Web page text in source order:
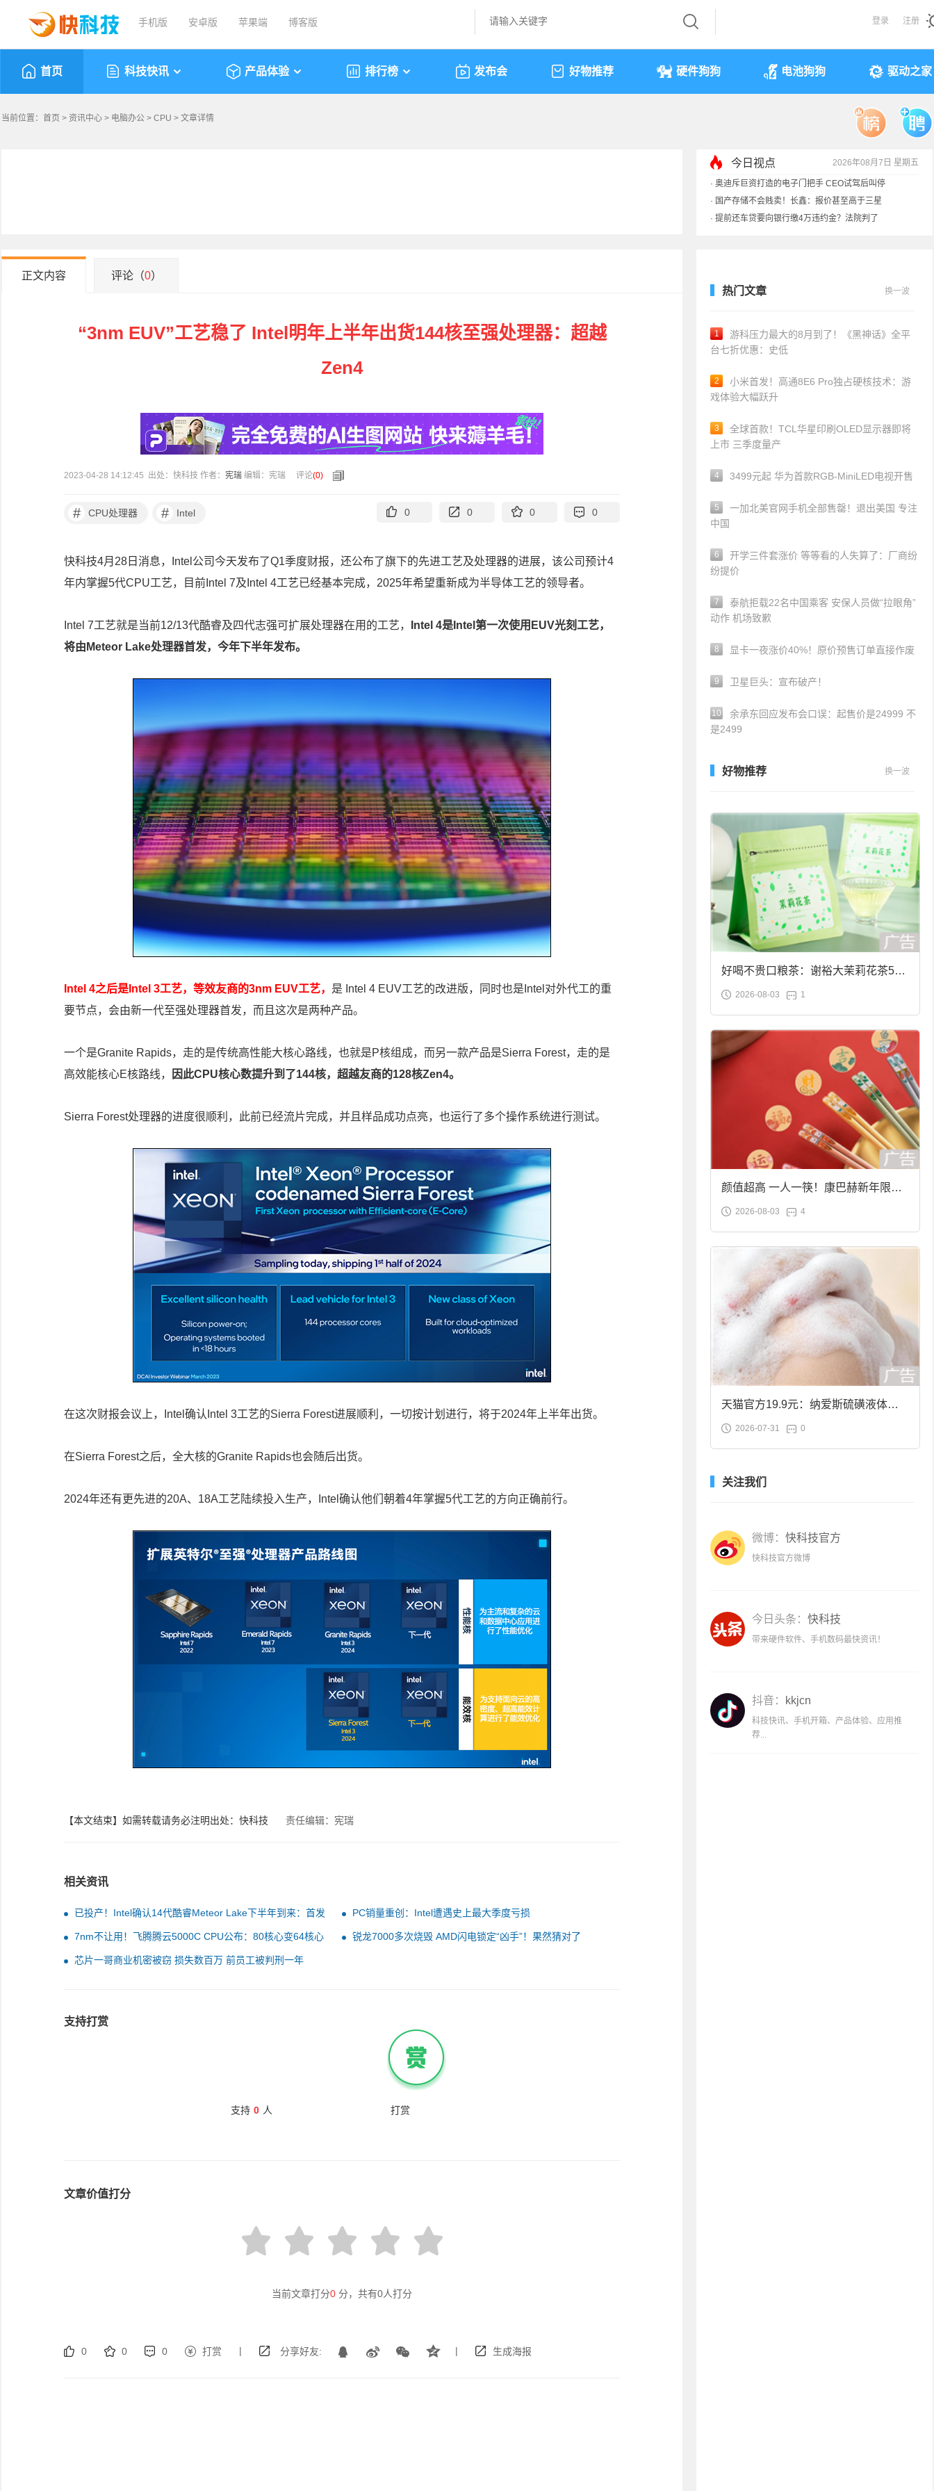
手机版 安卓版 苹果端 博客版 登录 注册
首页 科技快讯 产品体验 排行榜 发布会 好物推荐 硬件狗狗 电池狗狗 驱动之家
当前位置： 首页 > 资讯中心 > 电脑办公 > CPU > 文章详情
今日视点 2026年08月7日 星期五
·国产存储不会贱卖！长鑫：报价甚至高于三星
· 提前还车贷要向银行缴4万违约金？法院判了
· 余承东回应发布会口误：起售价不是2499
正文内容 评论（0）
“3nm EUV”工艺稳了 Intel明年上半年出货144核至强处理器：超越
Zen4
2023-04-28 14:12:45 出处：快科技 作者： 宪瑞 编辑：宪瑞 评论(0)
# CPU处理器 # Intel 0 0 0 0
快科技4月28日消息，Intel公司今天发布了Q1季度财报，还公布了旗下的先进工艺及处理器的进展，该公司预计4
年内掌握5代CPU工艺，目前Intel 7及Intel 4工艺已经基本完成，2025年希望重新成为半导体工艺的领导者。
Intel 7工艺就是当前12/13代酷睿及四代志强可扩展处理器在用的工艺，
Intel 4是Intel第一次使用EUV光刻工艺，
将由Meteor Lake处理器首发，今年下半年发布。
Intel 4之后是Intel 3工艺，等效友商的3nm EUV工艺， 是 Intel 4 EUV工艺的改进版，同时也是Intel对外代工的重
要节点，会由新一代至强处理器首发，而且这次是两种产品。
一个是Granite Rapids，走的是传统高性能大核心路线，也就是P核组成，而另一款产品是Sierra Forest，走的是
高效能核心E核路线，
因此CPU核心数提升到了144核，超越友商的128核Zen4。
Sierra Forest处理器的进度很顺利，此前已经流片完成，并且样品成功点亮，也运行了多个操作系统进行测试。
在这次财报会议上，Intel确认Intel 3工艺的Sierra Forest进展顺利，一切按计划进行，将于2024年上半年出货。
在Sierra Forest之后，全大核的Granite Rapids也会随后出货。
2024年还有更先进的20A、18A工艺陆续投入生产，Intel确认他们朝着4年掌握5代工艺的方向正确前行。
【本文结束】如需转载请务必注明出处：快科技 责任编辑：宪瑞
相关资讯
已投产！Intel确认14代酷睿Meteor Lake下半年到来：首发
4nm EUV+新架构
PC销量重创：Intel遭遇史上最大季度亏损
7nm不让用！飞腾腾云5000C CPU公布：80核心变64核心
性能大大缩水
锐龙7000多次烧毁 AMD闪电锁定“凶手”！果然猜对了
芯片一哥商业机密被窃 损失数百万 前员工被判刑一年
支持打赏
支持 0 人 打赏
文章价值打分
当前文章打分0 分，共有0人打分
0 0 0 打赏 | 分享好友: | 生成海报
热门文章 换一波
1
游科压力最大的8月到了！《黑神话》全平
台七折优惠：史低
2
小米首发！高通8E6 Pro独占硬核技术：游
戏体验大幅跃升
3
全球首款！TCL华星印刷OLED显示器即将
上市 三季度量产
4 3499元起 华为首款RGB-MiniLED电视开售
5
一加北美官网手机全部售罄！退出美国 专注
中国
6
开学三件套涨价 等等看的人失算了：厂商纷
纷提价
7
泰航拒载22名中国乘客 安保人员做“拉眼角”
动作 机场致歉
8 显卡一夜涨价40%！原价预售订单直接作废
9 卫星巨头：宣布破产！
10
余承东回应发布会口误：起售价是24999 不
是2499
好物推荐 换一波
好喝不贵口粮茶：谢裕大茉莉花茶50g
袋装9.9元到手
2026-08-03 1
颜值超高 一人一筷！康巴赫新年限定
合金筷子大促：19.9元
2026-08-03 4
天猫官方19.9元：纳爱斯硫磺液体香
皂2斤大促
2026-07-31 0
关注我们
微博： 快科技官方
快科技官方微博
今日头条： 快科技
带来硬件软件、手机数码最快资讯！
抖音： kkjcn
科技快讯、手机开箱、产品体验、应用推
荐...